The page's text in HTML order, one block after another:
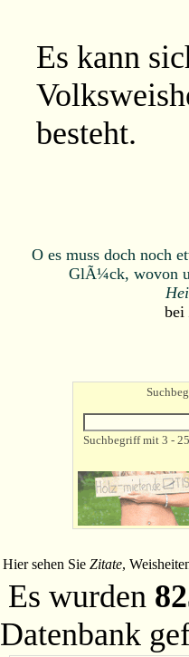
Es kann
besteht.
O es muss doch noch
GlÃ¼ck, wovon
bei
Suchbegriff mit 3 -
Hier sehen Sie Zitate,
Es wurden
Datenbank